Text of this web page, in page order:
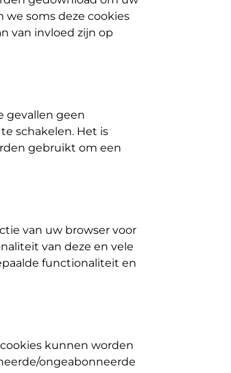
we soms deze cookies
van invloed zijn op
gevallen geen
schakelen. Het is
gebruikt om een
van uw browser voor
van deze en vele
functionaliteit en
kunnen worden
ongeabonneerde